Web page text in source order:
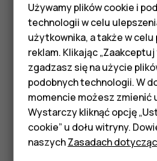
Smartfony
Telefony z
Akcesoria
HMD Terra M
Tablety
prawidłowe działanie.
Trzymaj urządzenie z dala
źródeł pola
Aby zabezpieczyć ważne
najmniej dwóch osobnych
urządzenie, karta pamięci
zapisuj.
W wyniku dłuższego działania
nagrzewać. W większości
Używamy plików cookie i
technologii w celu
użytkownika, a także w
reklam. Klikając „Zaakceptuj
zgadzasz się na użycie
podobnych technologii. W
momencie możesz zmienić
Wystarczy kliknąć opcję
cookie” u dołu witryny.
naszychZasadach